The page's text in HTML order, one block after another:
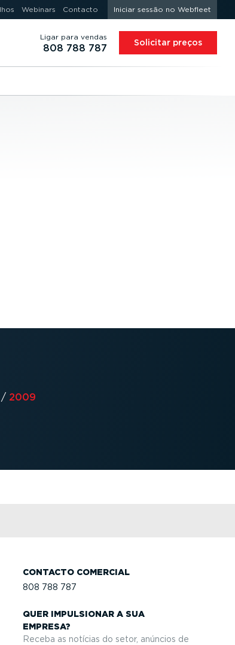
Webinars Contacto Iniciar sessão no Webfleet
Ligar para vendas
808 788 787 Solicitar preços
/ 2009
CONTACTO COMERCIAL
808 788 787
QUER IMPULSIONAR A SUA
EMPRESA?
Receba as notícias do setor, anúncios de